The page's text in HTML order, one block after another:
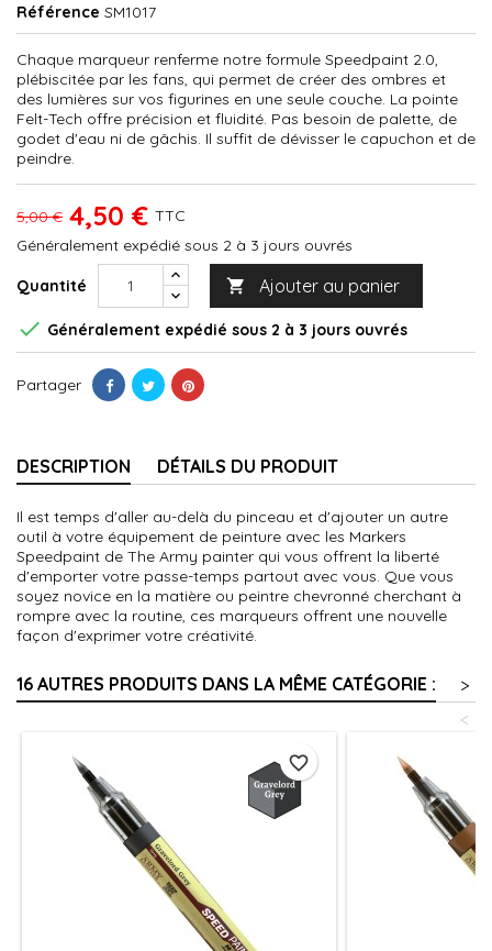
Référence SM1017
Chaque marqueur renferme notre formule Speedpaint 2.0,
plébiscitée par les fans, qui permet de créer des ombres et
des lumières sur vos figurines en une seule couche. La pointe
Felt-Tech offre précision et fluidité. Pas besoin de palette, de
godet d'eau ni de gâchis. Il suffit de dévisser le capuchon et de
peindre.
5,00 € 4,50 € TTC
Généralement expédié sous 2 à 3 jours ouvrés
Quantité  Ajouter au panier
 Généralement expédié sous 2 à 3 jours ouvrés
Partager
DESCRIPTION DÉTAILS DU PRODUIT
Il est temps d'aller au-delà du pinceau et d'ajouter un autre
outil à votre équipement de peinture avec les Markers
Speedpaint de The Army painter qui vous offrent la liberté
d'emporter votre passe-temps partout avec vous. Que vous
soyez novice en la matière ou peintre chevronné cherchant à
rompre avec la routine, ces marqueurs offrent une nouvelle
façon d'exprimer votre créativité.
16 AUTRES PRODUITS DANS LA MÊME CATÉGORIE :
>
<
favorite_border